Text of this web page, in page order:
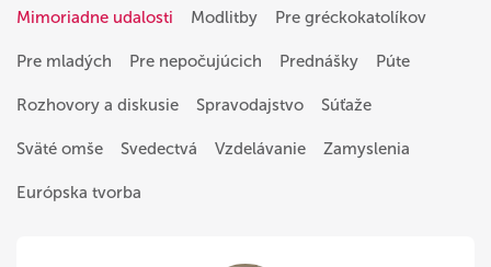
Mimoriadne udalosti Modlitby Pre gréckokatolíkov
Pre mladých Pre nepočujúcich Prednášky Púte
Rozhovory a diskusie Spravodajstvo Súťaže
Sväté omše Svedectvá Vzdelávanie Zamyslenia
Európska tvorba